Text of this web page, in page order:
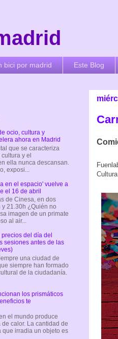
bici por madrid Este Blog
ocio, cultura y
ahora en Madrid
que se caracteriza
y el
ella nunca descansan.
exposi...
en el espacio' vuelve a
el 16 de abril
de Cinesa, en dos
21.30h ¿Quién no
imagen de un primate
al air...
del día del
sesiones antes de las
una ciudad de
siempre han formado
de la ciudadanía.
los prismáticos
te
el mundo produce
calor. La cantidad de
que irradia un objeto es